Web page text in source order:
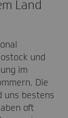
Land
und
im
Die
uns bestens
oft